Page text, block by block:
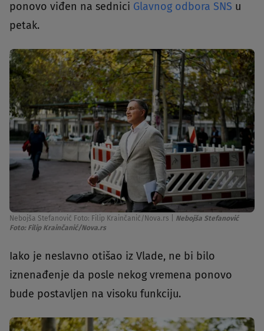
ponovo viđen na sednici Glavnog odbora SNS u
petak.
Nebojša Stefanović Foto: Filip Krainčanić/Nova.rs
Nebojša Stefanović
Foto: Filip Krainčanić/Nova.rs
Iako je neslavno otišao iz Vlade, ne bi bilo
iznenađenje da posle nekog vremena ponovo
bude postavljen na visoku funkciju.